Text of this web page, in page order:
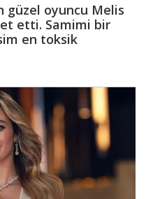
güzel oyuncu Melis
etti. Samimi bir
en toksik